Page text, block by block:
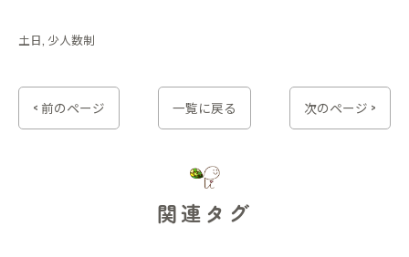
土日 少人数制
< 前のページ 一覧に戻る 次のページ >
関連タグ